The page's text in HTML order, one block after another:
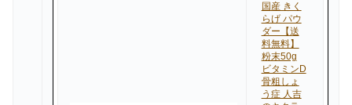
国産 きく
らげ パウ
ダー【送
料無料】
粉末50g
ビタミンD
骨粗しょ
う症 人吉